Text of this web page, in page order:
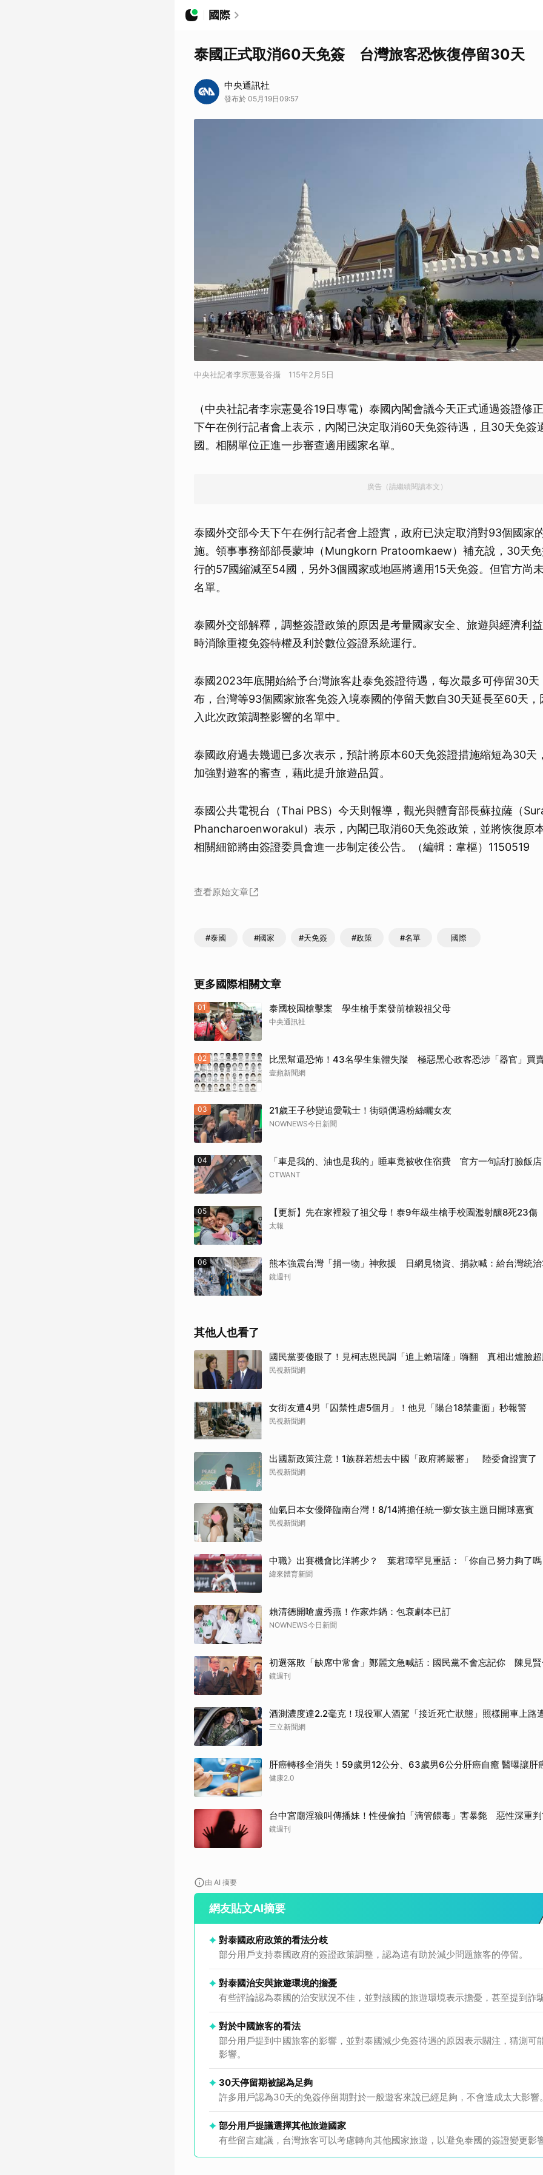
國際
泰國正式取消60天免簽 台灣旅客恐恢復停留30天
中央通訊社
發布於 05月19日09:57
中央社記者李宗憲曼谷攝 115年2月5日
（中央社記者李宗憲曼谷19日專電）泰國內閣會議今天正式通過簽證修
下午在例行記者會上表示，內閣已決定取消60天免簽待遇，且30天免簽
國。相關單位正進一步審查適用國家名單。
廣告（請繼續閱讀本文）
泰國外交部今天下午在例行記者會上證實，政府已決定取消對93個國家
施。領事事務部部長蒙坤（Mungkorn Pratoomkaew）補充說，30天
行的57國縮減至54國，另外3個國家或地區將適用15天免簽。但官方尚
名單。
泰國外交部解釋，調整簽證政策的原因是考量國家安全、旅遊與經濟利
時消除重複免簽特權及利於數位簽證系統運行。
泰國2023年底開始給予台灣旅客赴泰免簽證待遇，每次最多可停留30
布，台灣等93個國家旅客免簽入境泰國的停留天數自30天延長至60天，
入此次政策調整影響的名單中。
泰國政府過去幾週已多次表示，預計將原本60天免簽證措施縮短為30天
加強對遊客的審查，藉此提升旅遊品質。
泰國公共電視台（Thai PBS）今天則報導，觀光與體育部長蘇拉薩（
Phancharoenworakul）表示，內閣已取消60天免簽政策，並將恢復原
相關細節將由簽證委員會進一步制定後公告。（編輯：韋樞）1150519
查看原始文章
#泰國 #國家 #天免簽 #政策 #名單 國際
更多國際相關文章
01 泰國校園槍擊案 學生槍手案發前槍殺祖父母
中央通訊社
02 比黑幫還恐怖！43名學生集體失蹤 極惡黑心政客恐涉「器官」買
壹蘋新聞網
03 21歲王子秒變追愛戰士！街頭偶遇粉絲曬女友
NOWNEWS今日新聞
04 「車是我的、油也是我的」睡車竟被收住宿費 官方一句話打臉飯店
CTWANT
05 【更新】先在家裡殺了祖父母！泰9年級生槍手校園濫射釀8死23傷
太報
06 熊本強震台灣「捐一物」神救援 日網見物資、捐款喊：給台灣統
鏡週刊
其他人也看了
國民黨要傻眼了！見柯志恩民調「追上賴瑞隆」嗨翻 真相出爐臉
民視新聞網
女街友遭4男「囚禁性虐5個月」！他見「陽台18禁畫面」秒報警
民視新聞網
出國新政策注意！1族群若想去中國「政府將嚴審」 陸委會證實了
民視新聞網
仙氣日本女優降臨南台灣！8/14將擔任統一獅女孩主題日開球嘉賓
民視新聞網
中職》出賽機會比洋將少？ 葉君璋罕見重話：「你自己努力夠了
緯來體育新聞
賴清德開嗆盧秀燕！作家炸鍋：包衰劇本已訂
NOWNEWS今日新聞
初選落敗「缺席中常會」鄭麗文急喊話：國民黨不會忘記你 陳見
鏡週刊
酒測濃度達2.2毫克！現役軍人酒駕「接近死亡狀態」照樣開車上路
三立新聞網
肝癌轉移全消失！59歲男12公分、63歲男6公分肝癌自癒 醫曝讓肝
健康2.0
台中宮廟淫狼叫傳播妹！性侵偷拍「滴管餵毒」害暴斃 惡性深重
鏡週刊
由 AI 摘要
網友貼文AI摘要
對泰國政府政策的看法分歧
部分用戶支持泰國政府的簽證政策調整，認為這有助於減少問題旅客的停留。
對泰國治安與旅遊環境的擔憂
有些評論認為泰國的治安狀況不佳，並對該國的旅遊環境表示擔憂，甚至提到詐
對於中國旅客的看法
部分用戶提到中國旅客的影響，並對泰國減少免簽待遇的原因表示關注，猜測可
影響。
30天停留期被認為足夠
許多用戶認為30天的免簽停留期對於一般遊客來說已經足夠，不會造成太大影響
部分用戶提議選擇其他旅遊國家
有些留言建議，台灣旅客可以考慮轉向其他國家旅遊，以避免泰國的簽證變更影